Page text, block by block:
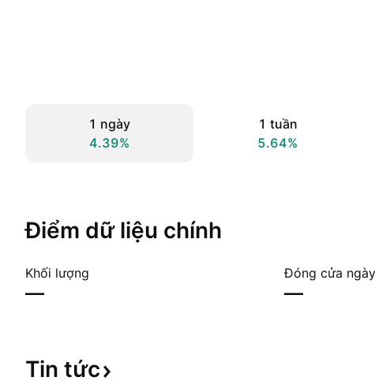
1 ngày
4.39%
1 tuần
5.64%
Điểm dữ liệu chính
Khối lượng
—
Đóng cửa
—
Tin tức